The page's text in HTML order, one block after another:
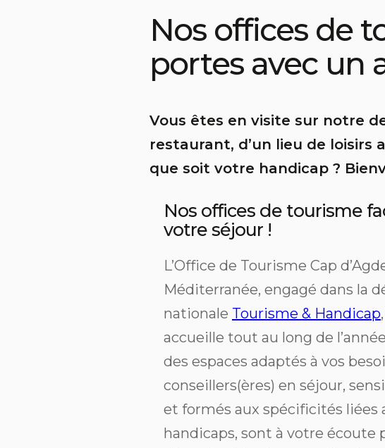
Nos offices de
portes avec un
Vous êtes en visite sur notre
restaurant, d’un lieu de
que soit votre handicap ?
Nos offices de tourisme
votre séjour !
L’Office de Tourisme Cap
Méditerranée, engagé dans la
nationale Tourisme & Handicap
accueille tout au long de
des espaces adaptés à vos
conseillers(ères) en séjour,
et formés aux spécificités liées
handicaps, sont à votre écoute